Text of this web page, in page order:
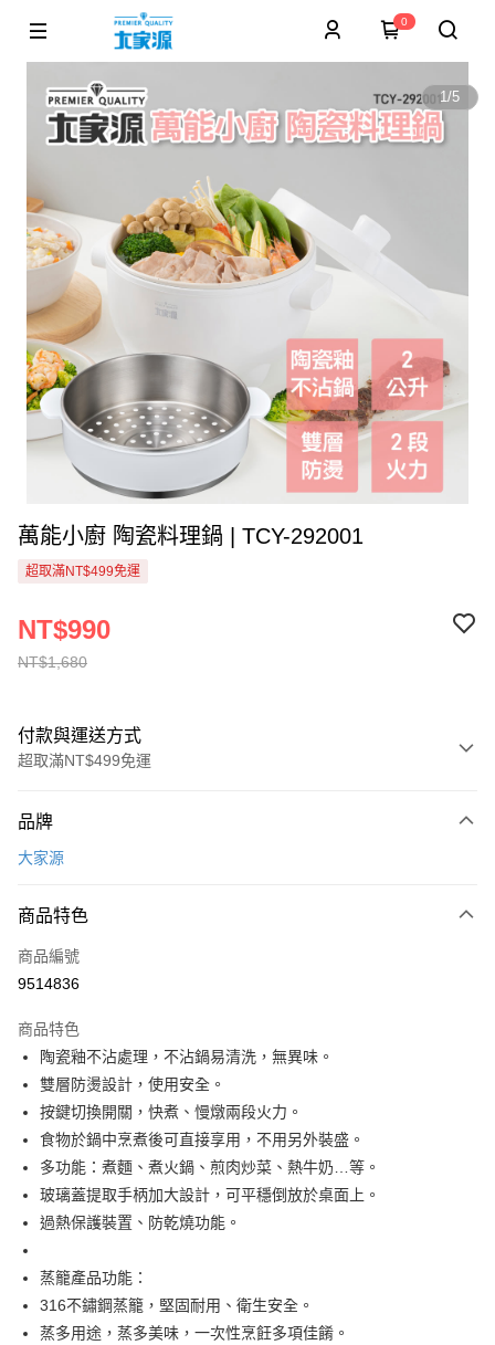
0
1/5
萬能小廚 陶瓷料理鍋 | TCY-292001
超取滿NT$499免運
NT$1,680
NT$990
付款與運送方式
超取滿NT$499免運
信用卡一次付款
3 期 0 利率 每期
合作金庫商業銀行
上海商業儲蓄銀行
臺灣中小企業銀行
匯豐（台灣）商業銀行
華泰商業銀行
聯邦商業銀行
元大商業銀行
永豐商業銀行
玉山商業銀行
星展（台灣）商業銀行
台灣樂天信用卡公司
合作金庫商業銀行
上海商業儲蓄銀行
國泰世華商業銀行
兆豐國際商業銀行
匯豐（台灣）商業銀行
聯邦商業銀行
遠東國際商業銀行
元大商業銀行
永豐商業銀行
玉山商業銀行
星展（台灣）商業銀行
台新國際商業銀行
中國信託商業銀行
超商取貨付款
AFTEE先享後付
相關說明
【關於「AFTEE先享後付」】
便利好安心！
１．簡單：不需註冊會員、不需綁卡、不需儲值。
２．便利：只要手機號碼，簡訊認證，即可結帳。
３．安心：先確認商品／服務後，再付款。
【「AFTEE先享後付」結帳流程】
結帳頁面，進行簡訊認證並確認金額後，即可完成結帳。
２．訂單成立數日內，您將收到繳費通知簡訊。
３．收到繳費通知簡訊後14天內，點擊此簡訊中的連結，可透過四大超商／
ATM／網路銀行／等多元方式進行付款，方視為交易完成。
※ 請注意：結帳手續完成當下不需立刻繳費，但若您需要取消訂單，請聯絡
ATM付款
運送方式
全家取貨付款
每筆NT$60，滿NT$499(含以上)免運費
付款後全家取貨
每筆NT$60，滿NT$499(含以上)免運費
7-11取貨付款
品牌
大家源
商品特色
商品編號
9514836
商品特色
陶瓷釉不沾處理，不沾鍋易清洗，無異味。
雙層防燙設計，使用安全。
按鍵切換開關，快煮、慢燉兩段火力。
食物於鍋中烹煮後可直接享用，不用另外裝盛。
多功能：煮麵、煮火鍋、煎肉炒菜、熱牛奶…等。
玻璃蓋提取手柄加大設計，可平穩倒放於桌面上。
過熱保護裝置、防乾燒功能。
蒸籠產品功能：
316不鏽鋼蒸籠，堅固耐用、衛生安全。
蒸多用途，蒸多美味，一次性烹飪多項佳餚。